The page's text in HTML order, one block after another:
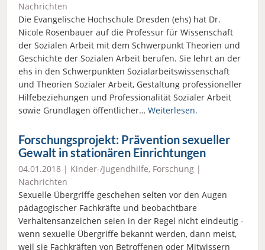
Nachrichten
Die Evangelische Hochschule Dresden (ehs) hat Dr.
Nicole Rosenbauer auf die Professur für Wissenschaft
der Sozialen Arbeit mit dem Schwerpunkt Theorien und
Geschichte der Sozialen Arbeit berufen. Sie lehrt an der
ehs in den Schwerpunkten Sozialarbeitswissenschaft
und Theorien Sozialer Arbeit, Gestaltung professioneller
Hilfebeziehungen und Professionalität Sozialer Arbeit
sowie Grundlagen öffentlicher… Weiterlesen.
Forschungsprojekt: Prävention sexueller
Gewalt in stationären Einrichtungen
04.01.2018 | Kinder-/Jugendhilfe, Forschung |
Nachrichten
Sexuelle Übergriffe geschehen selten vor den Augen
pädagogischer Fachkräfte und beobachtbare
Verhaltensanzeichen seien in der Regel nicht eindeutig -
wenn sexuelle Übergriffe bekannt werden, dann meist,
weil sie Fachkräften von Betroffenen oder Mitwissern